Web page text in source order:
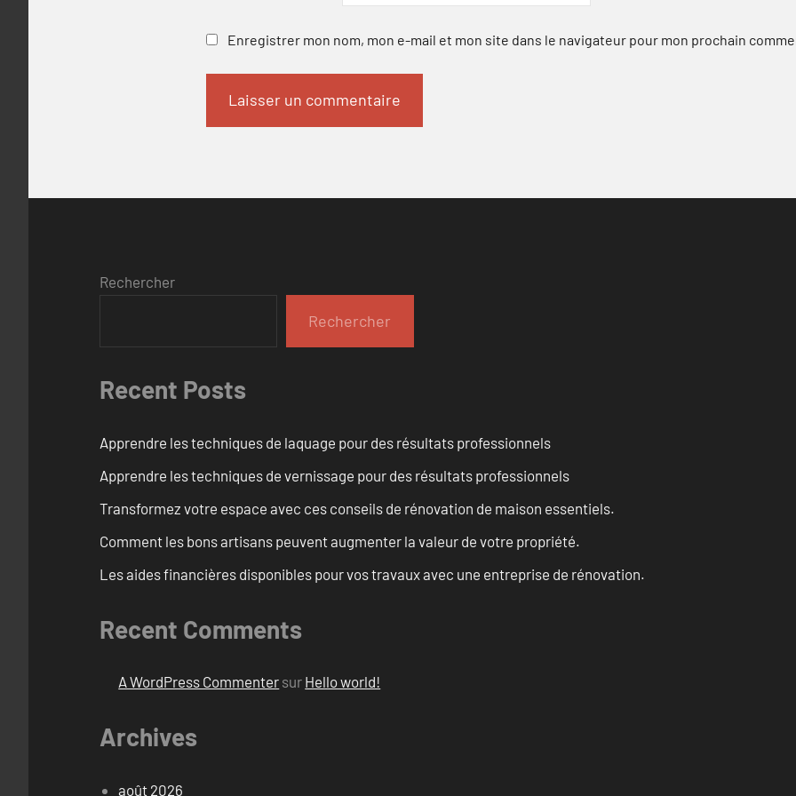
Enregistrer mon nom, mon e-mail et mon site dans le navigateur pour mon prochain
Rechercher
Rechercher
Recent Posts
Apprendre les techniques de laquage pour des résultats professionnels
Apprendre les techniques de vernissage pour des résultats professionnels
Transformez votre espace avec ces conseils de rénovation de maison essentiels.
Comment les bons artisans peuvent augmenter la valeur de votre propriété.
Les aides financières disponibles pour vos travaux avec une entreprise de rénovation.
Recent Comments
A WordPress Commenter sur Hello world!
Archives
août 2026